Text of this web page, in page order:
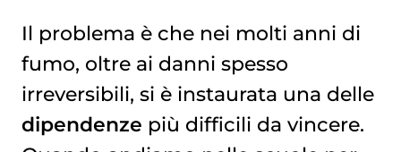
Il problema è che nei molti anni di
fumo, oltre ai danni spesso
irreversibili, si è instaurata una delle
dipendenze più difficili da vincere.